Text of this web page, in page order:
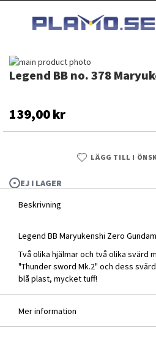
INNEHÅLLET
Legend BB no. 378
139,00 kr
LÄGG TILL I
EJ I LAGER
Hoppa
till
bildgalleriet
Legend BB no. 378
Hoppa
av
bildgalleriet
Beskrivning
Legend BB Maryukenshi Zero Gundam
Två olika hjälmar och två olika svärd
"Thunder sword Mk.2" och dess
blå plast, mycket tuff!
Mer information